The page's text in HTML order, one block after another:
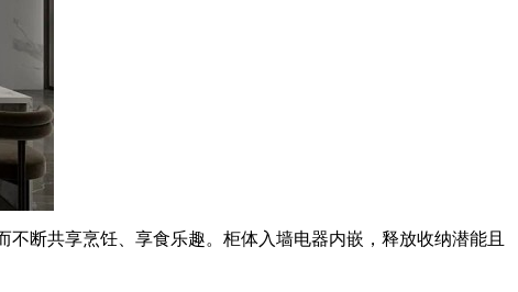
断共享烹饪、享食乐趣。柜体入墙电器内嵌，释放收纳潜能且